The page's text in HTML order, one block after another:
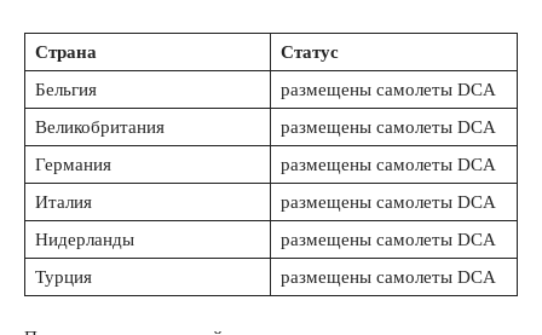
Страна
Статус
Бельгия
размещены самолеты DCA
Великобритания
размещены самолеты DCA
Германия
размещены самолеты DCA
Италия
размещены самолеты DCA
Нидерланды
размещены самолеты DCA
Турция
размещены самолеты DCA